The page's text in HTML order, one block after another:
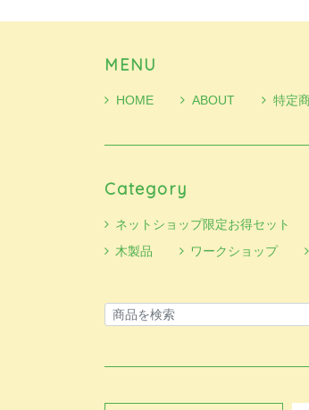
MENU
HOME ABOUT 特定
Category
ネットショップ限定お得セット
木製品
ワークショップ